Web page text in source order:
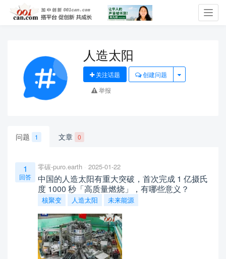
人造太阳
关注话题
创建问题
举报
问题 1 文章 0
1
回答
零碳-puro.earth 2025-01-22
中国的人造太阳有重大突破，首次完成 1 亿摄氏
度 1000 秒「高质量燃烧」，有哪些意义？
核聚变 人造太阳 未来能源